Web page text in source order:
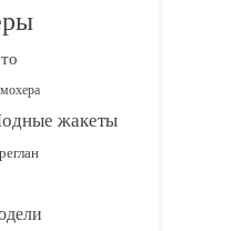
жакеты